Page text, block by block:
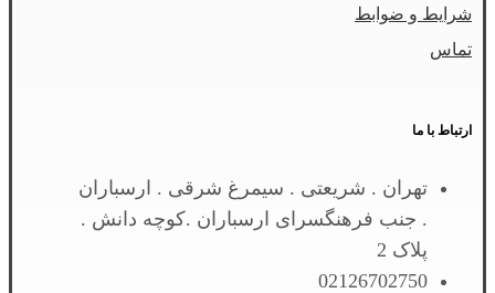
شرایط و ضوابط
تماس
ارتباط با ما
تهران . شریعتی . سیمرغ شرقی . ارسباران
. جنب فرهنگسرای ارسباران .کوچه دانش .
پلاک 2
02126702750